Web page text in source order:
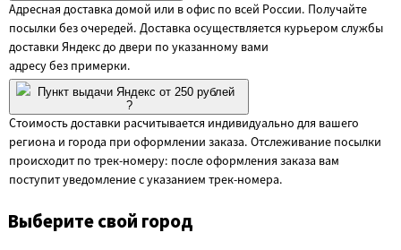
Адресная доставка домой или в офис по всей России. Получайте
посылки без очередей. Доставка осуществляется курьером службы
доставки Яндекс до двери по указанному вами
адресу без примерки.
Пункт выдачи Яндекс от 250 рублей
?
Стоимость доставки расчитывается индивидуально для вашего
региона и города при оформлении заказа. Отслеживание посылки
происходит по трек-номеру: после оформления заказа вам
поступит уведомление с указанием трек-номера.
Выберите свой город